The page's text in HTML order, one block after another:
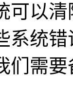
可以
系统
们需